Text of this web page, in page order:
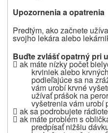
Upozornenia a opatrenia
Predtým, ako začnete
svojho lekára alebo
Buďte zvlášť opatrný pri
 ak máte nízky počet
krviniek alebo
podieľajúce sa na
vám urobí krvné
užívať prášok na
vyšetrenia vám urobí
 ak sa podrobujete
 ak máte problém s
predpísať nižšiu